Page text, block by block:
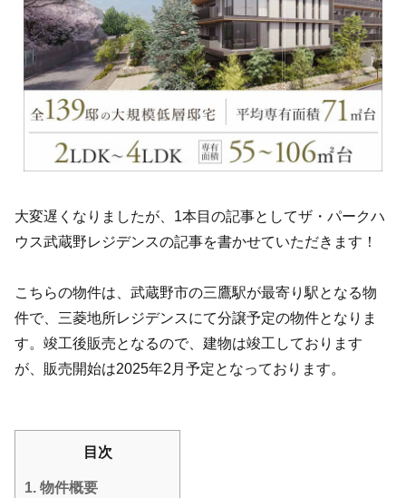
大変遅くなりましたが、1本目の記事としてザ・パークハ
ウス武蔵野レジデンスの記事を書かせていただきます！
こちらの物件は、武蔵野市の三鷹駅が最寄り駅となる物
件で、三菱地所レジデンスにて分譲予定の物件となりま
す。竣工後販売となるので、建物は竣工しております
が、販売開始は2025年2月予定となっております。
目次
1. 物件概要